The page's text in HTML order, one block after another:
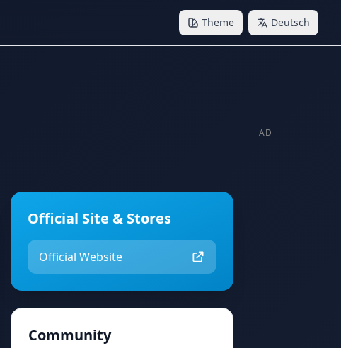
Theme Deutsch
Official Site & Stores
Official Website
Community
AD